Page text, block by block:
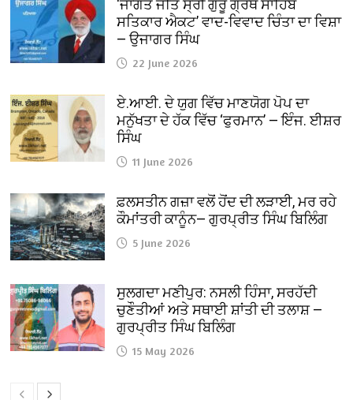
‘ਜਾਗਤ ਜੋਤਿ ਸ੍ਰੀ ਗੁਰੂ ਗ੍ਰੰਥ ਸਾਹਿਬ
ਸਤਿਕਾਰ ਐਕਟ’ ਵਾਦ-ਵਿਵਾਦ ਚਿੰਤਾ ਦਾ ਵਿਸ਼ਾ
— ਉਜਾਗਰ ਸਿੰਘ
22 June 2026
ਏ.ਆਈ. ਦੇ ਯੁਗ ਵਿੱਚ ਮਾਣਯੋਗ ਪੋਪ ਦਾ
ਮਨੁੱਖਤਾ ਦੇ ਹੱਕ ਵਿੱਚ ‘ਫੁਰਮਾਨ’ — ਇੰਜ. ਈਸ਼ਰ
ਸਿੰਘ
11 June 2026
ਫ਼ਲਸਤੀਨ ਗਜ਼ਾ ਵਲੋਂ ਹੋਂਦ ਦੀ ਲੜਾਈ, ਮਰ ਰਹੇ
ਕੌਮਾਂਤਰੀ ਕਾਨੂੰਨ— ਗੁਰਪ੍ਰੀਤ ਸਿੰਘ ਬਿਲਿੰਗ
5 June 2026
ਸੁਲਗਦਾ ਮਣੀਪੁਰ: ਨਸਲੀ ਹਿੰਸਾ, ਸਰਹੱਦੀ
ਚੁਣੌਤੀਆਂ ਅਤੇ ਸਥਾਈ ਸ਼ਾਂਤੀ ਦੀ ਤਲਾਸ਼ —
ਗੁਰਪ੍ਰੀਤ ਸਿੰਘ ਬਿਲਿੰਗ
15 May 2026